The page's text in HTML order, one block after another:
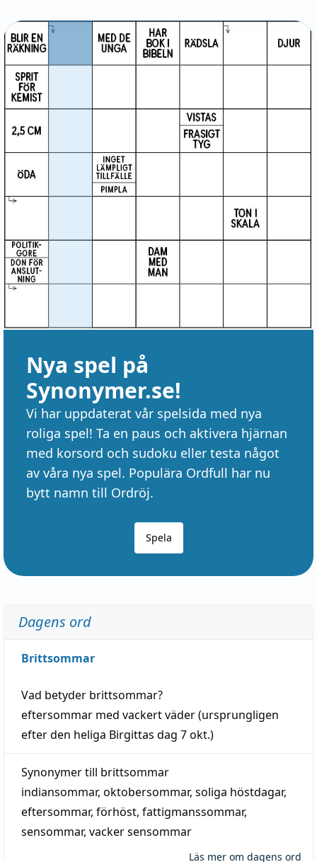
Nya spel på
Synonymer.se!
Vi har uppdaterat vår spelsida med nya
roliga spel! Ta en paus och aktivera hjärnan
med korsord och sudoku eller testa något
av våra nya spel. Populära Ordfull har nu
bytt namn till Ordröj.
Spela
Dagens ord
Brittsommar
Vad betyder brittsommar?
eftersommar med vackertväder(ursprungligen
efter den heliga Birgittas dag 7 okt.)
Synonymer till brittsommar
indiansommar, oktobersommar, soliga höstdagar,
eftersommar, förhöst, fattigmanssommar,
sensommar, vacker sensommar
Läs mer om dagens ord